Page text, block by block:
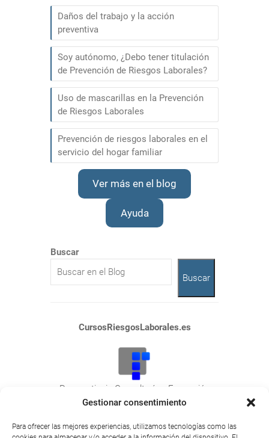
Gestionar consentimiento
Para ofrecer las mejores experiencias, utilizamos tecnologías como las
Daños del trabajo y la acción
preventiva
Soy autónomo, ¿Debo tener titulación
de Prevención de Riesgos Laborales?
Uso de mascarillas en la Prevención
de Riesgos Laborales
Prevención de riesgos laborales en el
servicio del hogar familiar
Ver más en el blog
Ayuda
Buscar
Buscar
CursosRiesgosLaborales.es
Praeventionis Consultoría y Formación
NIF: E10423788
10600 Plasencia (Cáceres).